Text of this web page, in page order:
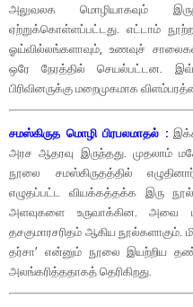
அலுவலக மொழியாகவும்
ஏற்றுக்கொள்ளப்பட்டது. எட்டாம்
ஓய்வில்லங்களாவும், உணவுச்
ஒரே நேரத்தில் செயல்பட்டன.
பிரிவினருக்கு மறைமுகமாக
சமஸ்கிருத மொழி பிரபலமாதல் :
அரச ஆதரவு இருந்தது. முதலாம்
நூலை சமஸ்கிருதத்தில்
எழுதப்பட்ட வியக்கத்தக்க இரு
அளவுகளை உருவாக்கின. அவை
தசகுமாரசரிதம் ஆகிய
தர்சா’ என்னும் நூலை இயற்றிய
அலங்கரித்ததாகத் தெரிகிறது.